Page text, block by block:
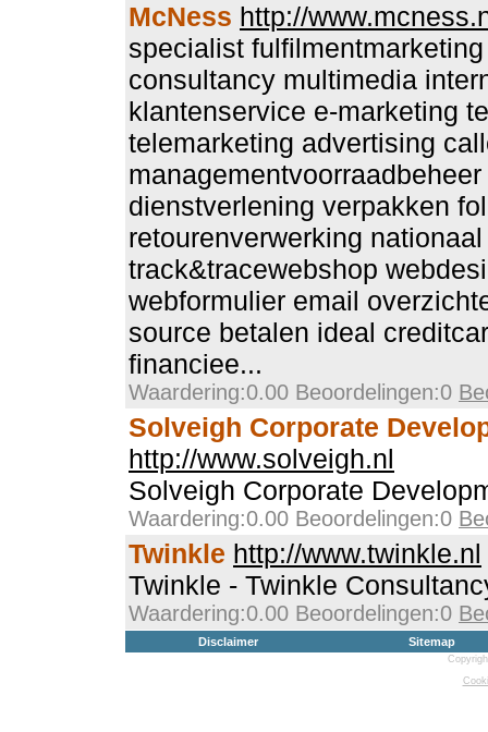
McNess http://
specialist
consultancy multimedia
klantenservice e-marketing
telemarketing advertising
dienstverlening verpakken
retourenverwerking
track&tracewebshop
webformulier email
source betalen ideal
financiee...
Waardering:0.00 Beoordelingen:0
Solveigh Corporate
http://www.solveigh.nl
Solveigh Corporate
Waardering:0.00 Beoordelingen:0
Twinkle http://www.twinkle.nl
Twinkle - Twinkle
Waardering:0.00 Beoordelingen:0
Disclaimer Sitemap